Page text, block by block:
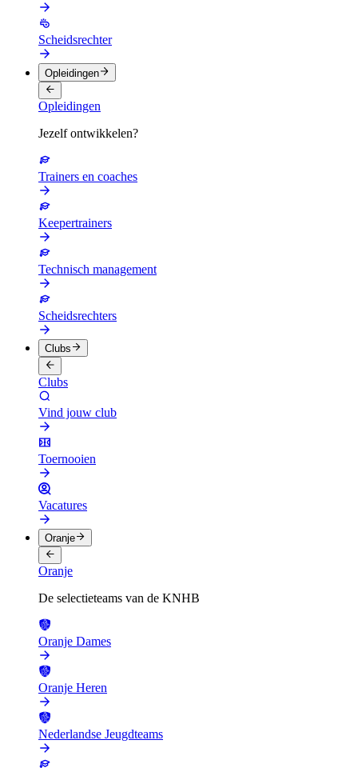
Scheidsrechter
Opleidingen
Opleidingen
Jezelf ontwikkelen?
Trainers en coaches
Keepertrainers
Technisch management
Scheidsrechters
Clubs
Clubs
Vind jouw club
Toernooien
Vacatures
Oranje
Oranje
De selectieteams van de KNHB
Oranje Dames
Oranje Heren
Nederlandse Jeugdteams